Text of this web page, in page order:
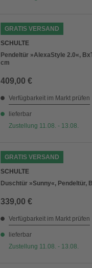
GRATIS VERSAND
SCHULTE
Pendeltür »AlexaStyle 2.0«,
cm
409,00 €
Verfügbarkeit im Markt prüfen
lieferbar
Zustellung 11.08. - 13.08.
GRATIS VERSAND
SCHULTE
Duschtür »Sunny«, Pendeltür,
339,00 €
Verfügbarkeit im Markt prüfen
lieferbar
Zustellung 11.08. - 13.08.